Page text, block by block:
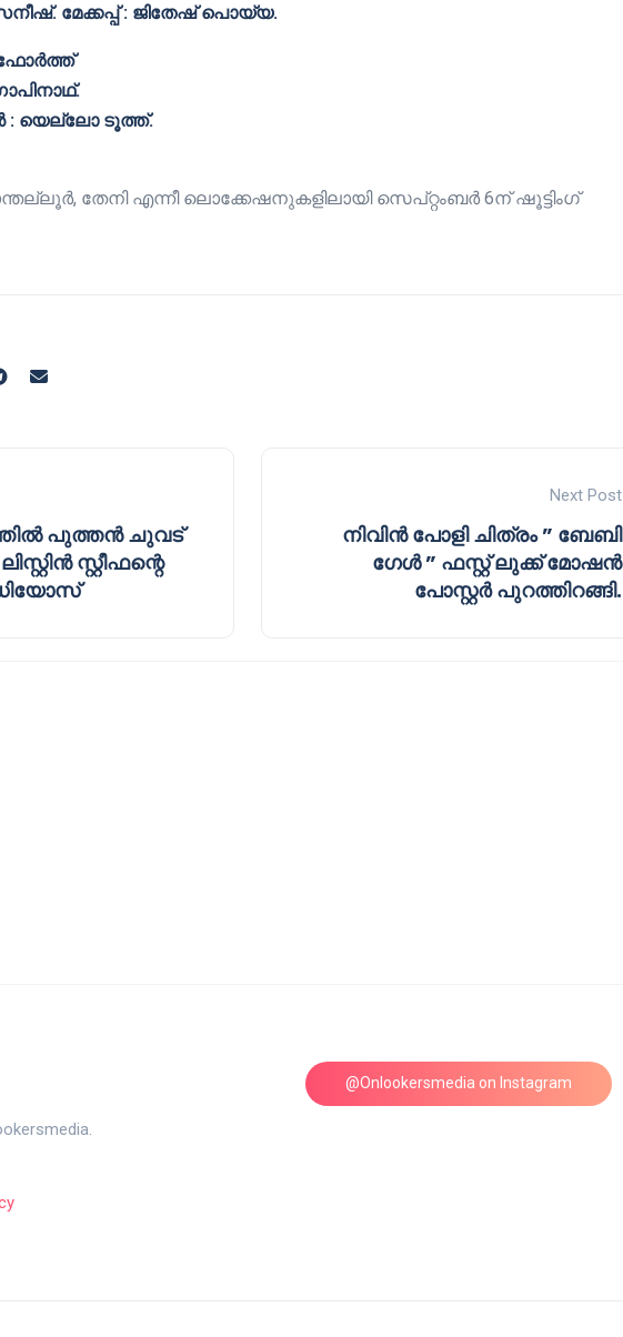
മേക്കപ്പ് : ജിതേഷ് പൊയ്യ.
: യെല്ലോ ടൂത്ത്.
തേനി എന്നീ ലൊക്കേഷനുകളിലായി സെപ്റ്റംബർ 6ന് ഷൂട്ടിംഗ്
പുത്തൻ ചുവട്
സ്റ്റീഫന്റെ
Next Post
നിവിൻ പോളി ചിത്രം ” ബേബി
ഗേൾ ” ഫസ്റ്റ് ലുക്ക് മോഷൻ
പോസ്റ്റർ പുറത്തിറങ്ങി.
@Onlookersmedia on Instagram
Follow on Instagram